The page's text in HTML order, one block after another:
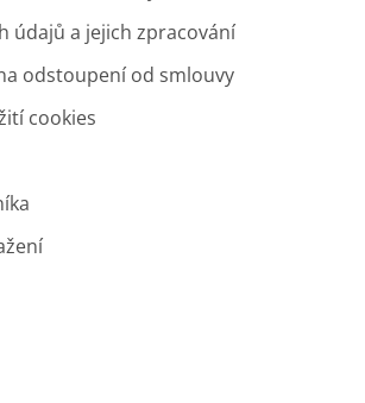
údajů a jejich zpracování
odstoupení od smlouvy
cookies